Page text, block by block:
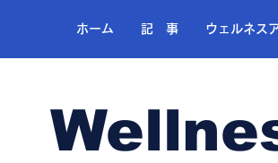
ホーム 記 事 ウェルネス